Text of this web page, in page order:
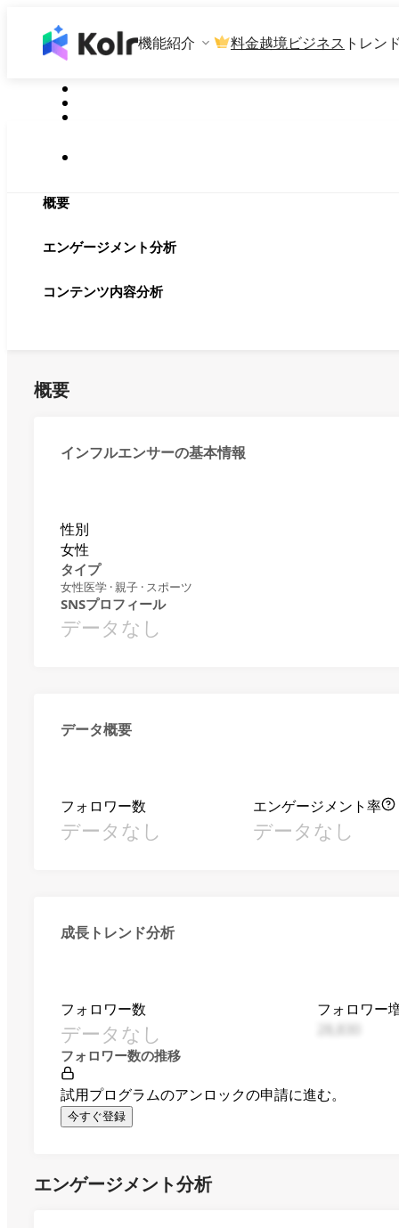
機能紹介 料金越境ビジネス トレン
概要
エンゲージメント分析
コンテンツ内容分析
概要
インフルエンサーの基本情報
性別
女性
タイプ
女性医学 · 親子 · スポーツ
SNSプロフィール
データなし
データ概要
フォロワー数
データなし
エンゲージメント率
データなし
成長トレンド分析
フォロワー数
データなし
フォロワー
フォロワー数の推移
試用プログラムのアンロックの申請に進む。
今すぐ登録
エンゲージメント分析